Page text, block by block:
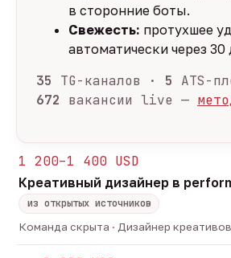
в сторонние боты.
Свежесть: протухшее
автоматически через 30
35 TG-каналов · 5 ATS-
672 вакансии live —
1 200–1 400 USD
Креативный дизайнер в
из открытых источников
Команда скрыта · Дизайнер креативов